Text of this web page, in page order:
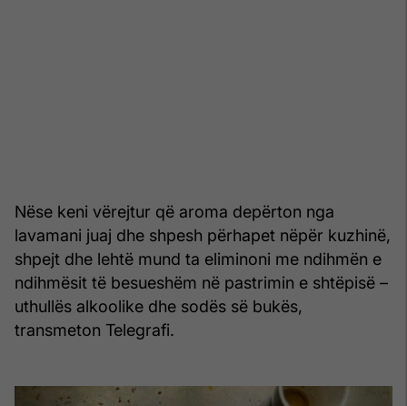
Nëse keni vërejtur që aroma depërton nga
lavamani juaj dhe shpesh përhapet nëpër kuzhinë,
shpejt dhe lehtë mund ta eliminoni me ndihmën e
ndihmësit të besueshëm në pastrimin e shtëpisë –
uthullës alkoolike dhe sodës së bukës,
transmeton Telegrafi.